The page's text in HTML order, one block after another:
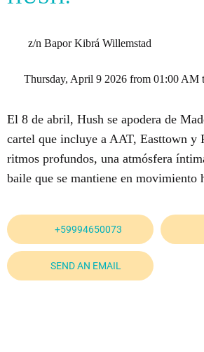
z/n Bapor Kibrá Willemstad
Thursday, April 9 2026 from 01:00 AM
El 8 de abril, Hush se apodera de
cartel que incluye a AAT, Easttown y
ritmos profundos, una atmósfera
baile que se mantiene en movimiento
+59994650073
SEND AN EMAIL